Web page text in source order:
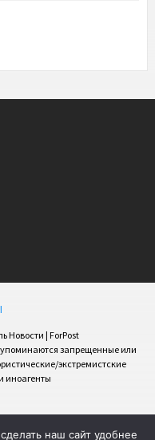
Новости | ForPost
запрещенные или
экстремистские
иноагенты
наш сайт удобнее